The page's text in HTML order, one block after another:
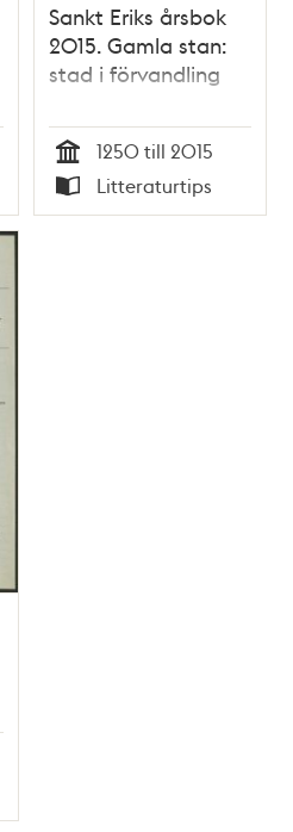
Sankt Eriks årsbok
2015. Gamla stan:
stad i förvandling
Tid
1250 till 2015
Typ
Litteraturtips